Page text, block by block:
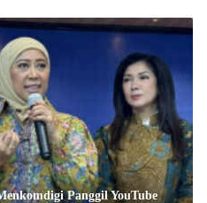
Panggil YouTube